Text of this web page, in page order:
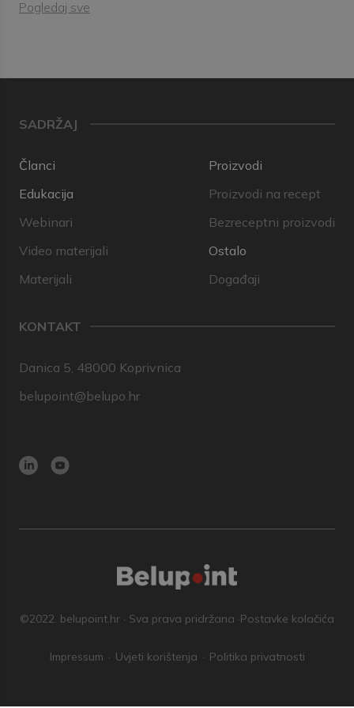
Pogledaj sve
SADRŽAJ
Članci
Edukacija
Webinari
Video materijali
Materijali
Proizvodi
Proizvodi na recept
Bezreceptni proizvodi
Ostalo
Događaji
KONTAKT
Danica 5, 48000 Koprivnica
belupoint@belupo.hr
©2022. belupoint.hr · Sva prava pridržana ·Postavke kolačića
Impressum Uvjeti korištenja Politika privatnosti